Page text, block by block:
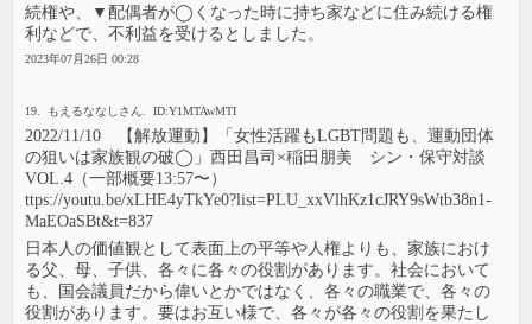
続権や、▼配偶者が◯くなった時に持ち家などに住み続ける権
利などで、不利益を受けるとしました。
2023年07月26日 00:28
19. もえるななしさん. ID:Y1MTAwMTI
2022/11/10 【解放運動】「女性活躍もLGBT問題も、運動団体
の狙いは家族観の破◯」西田昌司×稲田朋美 シン・保守対談
VOL.4（一部概要13:57〜）
ttps://youtu.be/xLHE4yTkYe0?list=PLU_xxVlhKz1cJRY9sWtb38n1-
MaEOaSBt&t=837
日本人の価値観として表面上の平等や人権よりも、家族におけ
る父、母、子供、各々に各々の役割があります。社会において
も、国会議員だから偉いとかではなく、各々の職業で、各々の
役割があります。要はお互い様で、各々が各々の役割を果たし